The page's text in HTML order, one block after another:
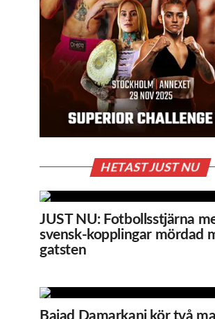
HETAST JUST NU
JUST NU: Fotbollsstjärna
svensk-kopplingar mördad
gatsten
Bajad Damarkani kör två